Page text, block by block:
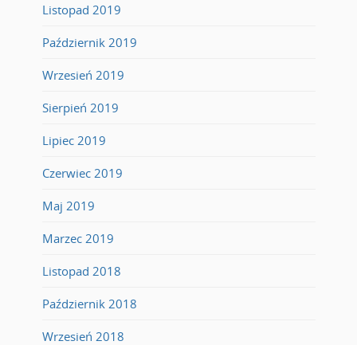
Listopad 2019
Październik 2019
Wrzesień 2019
Sierpień 2019
Lipiec 2019
Czerwiec 2019
Maj 2019
Marzec 2019
Listopad 2018
Październik 2018
Wrzesień 2018